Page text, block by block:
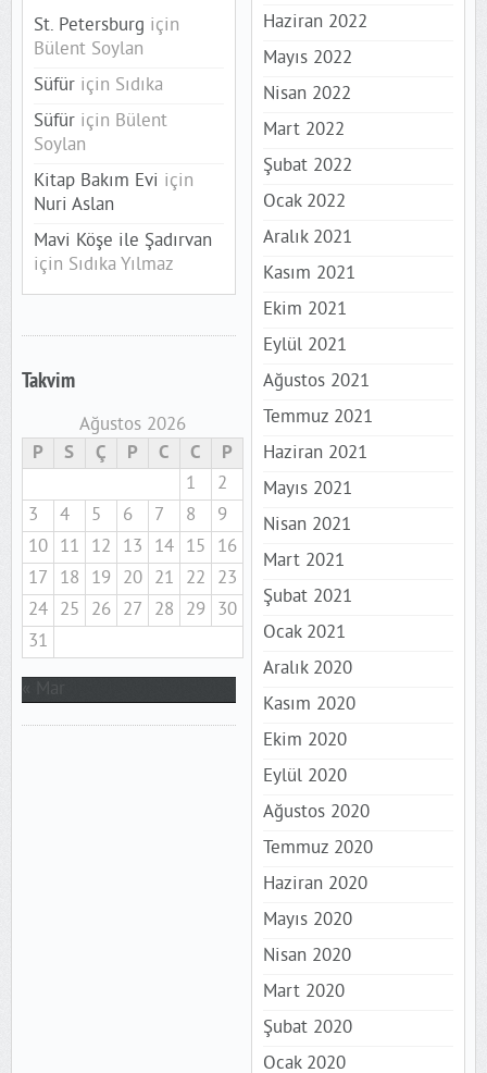
St. Petersburg için
Bülent Soylan
Süfüriçin Sıdıka
Süfüriçin Bülent
Soylan
Kitap Bakım Evi için
Nuri Aslan
Mavi Köşe ile Şadırvan
için Sıdıka Yılmaz
Takvim
Ağustos 2026
P S Ç P C C P
1
2
3
4 5 6 7 8
9
10 11 12 13 14 15 16
17 18 19 20 21 22 23
24 25 26 27 28 29 30
31
Haziran 2022
Mayıs 2022
Nisan 2022
Mart 2022
Şubat 2022
Ocak 2022
Aralık 2021
Kasım 2021
Ekim 2021
Eylül 2021
Ağustos 2021
Temmuz 2021
Haziran 2021
Mayıs 2021
Nisan 2021
Mart 2021
Şubat 2021
Ocak 2021
Aralık 2020
Kasım 2020
Ekim 2020
Eylül 2020
Ağustos 2020
Temmuz 2020
Haziran 2020
Mayıs 2020
Nisan 2020
Mart 2020
Şubat 2020
Ocak 2020